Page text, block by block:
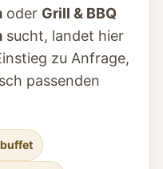
oder Grill & BBQ
sucht, landet hier
zu Anfrage,
passenden